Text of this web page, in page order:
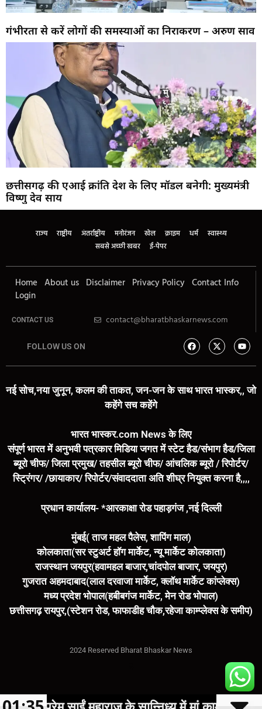
गंभीरता से करें लोगों की समस्याओं का निराकरण – अरुण साव
छत्तीसगढ़ की एआई क्रांति देश के लिए मॉडल बनेगी: मुख्यमंत्री
विष्णु देव साय
राज्य राष्ट्रीय अंतर्राष्ट्रीय मनोरंजन खेल क्राइम धर्म
स्वास्थ्य
सबसे अच्छी खबर
ई-पेपर
Home About us Disclaimer Privacy Policy Contact Info
Login
CONTACT US contact@bharatbhaskarnews.com
FOLLOW US ON
नई सोच,नया जुनून, कलम की ताकत, जन-जन के साथ भारत भास्कर,, जो
कहेंगे सच कहेंगे
भारत भास्कर.com News के लिए
संपूर्ण भारत में अनुभवी पत्रकार मिडिया जगत में स्टेट हैड/संभाग हैड/जिला
ब्यूरो चीफ/ जिला प्रमुख/ तहसील ब्यूरो चीफ/ आंचलिक ब्यूरो / रिपोर्टर/
स्ट्रिंगर/ /छायाकार/ रिपोर्टर/संवाददाता अति शीघ्र नियुक्त करना है,,,,
प्रधान कार्यालय- *आरकाक्षा रोड पहाड़गंज ,नई दिल्ली
मुंबई( ताज महल पैलेस, शापिंग माल)
कोलकाता(सर स्टुअर्ट हॉग मार्केट, न्यू मार्केट कोलकाता)
राजस्थान जयपुर(हवामहल बाजार,चांदपोल बाजार, जयपुर)
गुजरात अहमदाबाद(लाल दरवाजा मार्केट, क्लॉथ मार्केट कांप्लेक्स)
मध्य प्रदेश भोपाल(हबीबगंज मार्केट, मेन रोड भोपाल)
छत्तीसगढ़ रायपुर,(स्टेशन रोड, फाफाडीह चौक,रहेजा काम्प्लेक्स के समीप)
2024 Reserved Bharat Bhaskar News